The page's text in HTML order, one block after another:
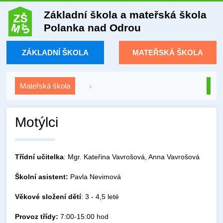
Základní škola a mateřská škola
Polanka nad Odrou
ZÁKLADNÍ ŠKOLA MATEŘSKÁ ŠKOLA
Mateřská škola
Motýlci
Třídní učitelka: Mgr. Kateřina Vavrošová, Anna Vavrošová
Školní asistent: Pavla Nevimová
Věkové složení dětí: 3 - 4,5 leté
Provoz třídy: 7:00-15:00 hod